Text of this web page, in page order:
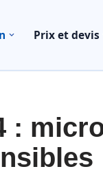
Prix et devis
: